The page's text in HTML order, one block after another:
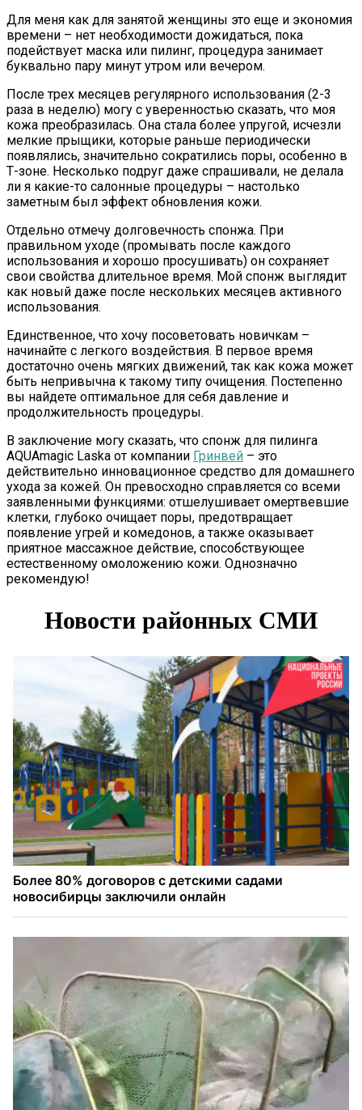
Для меня как для занятой женщины это еще и экономия
времени – нет необходимости дожидаться, пока
подействует маска или пилинг, процедура занимает
буквально пару минут утром или вечером.
После трех месяцев регулярного использования (2-3
раза в неделю) могу с уверенностью сказать, что моя
кожа преобразилась. Она стала более упругой, исчезли
мелкие прыщики, которые раньше периодически
появлялись, значительно сократились поры, особенно в
Т-зоне. Несколько подруг даже спрашивали, не делала
ли я какие-то салонные процедуры – настолько
заметным был эффект обновления кожи.
Отдельно отмечу долговечность спонжа. При
правильном уходе (промывать после каждого
использования и хорошо просушивать) он сохраняет
свои свойства длительное время. Мой спонж выглядит
как новый даже после нескольких месяцев активного
использования.
Единственное, что хочу посоветовать новичкам –
начинайте с легкого воздействия. В первое время
достаточно очень мягких движений, так как кожа может
быть непривычна к такому типу очищения. Постепенно
вы найдете оптимальное для себя давление и
продолжительность процедуры.
В заключение могу сказать, что спонж для пилинга
AQUAmagic Laska от компании Гринвей – это
действительно инновационное средство для домашнего
ухода за кожей. Он превосходно справляется со всеми
заявленными функциями: отшелушивает омертвевшие
клетки, глубоко очищает поры, предотвращает
появление угрей и комедонов, а также оказывает
приятное массажное действие, способствующее
естественному омоложению кожи. Однозначно
рекомендую!